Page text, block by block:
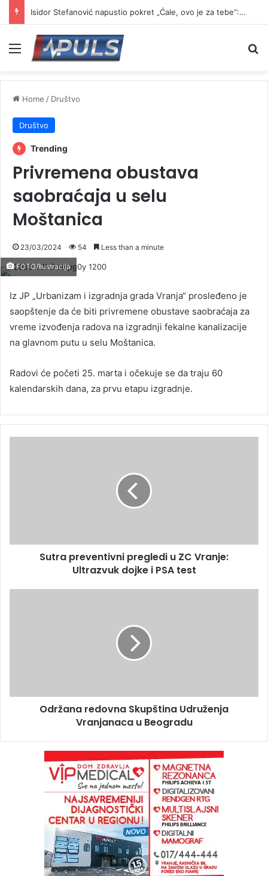
Isidor Stefanović napustio pokret „Ćale, ovo je za tebe“: Najavio formiranje novog pokreta
Menu
Home / Društvo
Društvo
Trending
Privremena obustava
saobraćaja u selu
Moštanica
23/03/2024 54 Less than a minute
FOTO/Ilustracija
Iz JP „Urbanizam i izgradnja grada Vranja“ prosleđeno je
saopštenje da će biti privremene obustave saobraćaja za
vreme izvođenja radova na izgradnji fekalne kanalizacije
na glavnom putu u selu Moštanica.
Radovi će početi 25. marta i očekuje se da traju 60
kalendarskih dana, za prvu etapu izgradnje.
Sutra preventivni pregledi u ZC Vranje:
Ultrazvuk dojke i PSA test
Održana redovna Skupština Udruženja
Vranjanaca u Beogradu